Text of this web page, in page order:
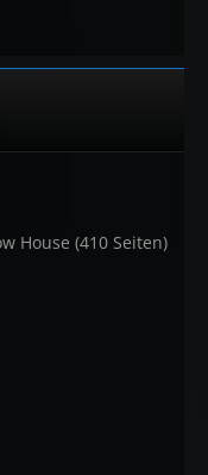
House (410 Seiten)